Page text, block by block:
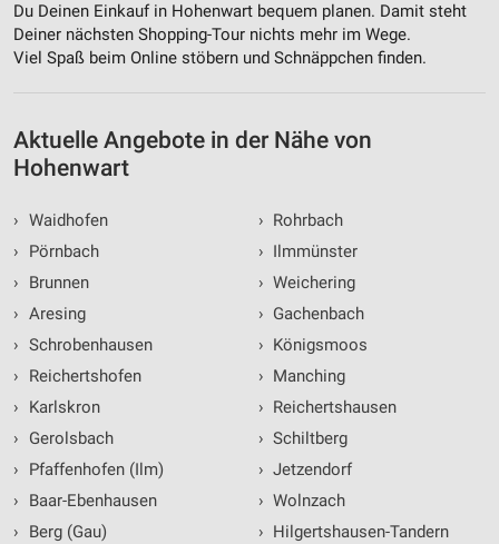
Du Deinen Einkauf in Hohenwart bequem planen. Damit steht
Deiner nächsten Shopping-Tour nichts mehr im Wege.
Viel Spaß beim Online stöbern und Schnäppchen finden.
Aktuelle Angebote in der Nähe von
Hohenwart
› Waidhofen
›
Pörnbach
›
Brunnen
› Aresing
› Schrobenhausen
›
Reichertshofen
›
Karlskron
›
Gerolsbach
›
Pfaffenhofen (Ilm)
›
Baar-Ebenhausen
›
Berg (Gau)
› Rohrbach
› Ilmmünster
› Weichering
› Gachenbach
› Königsmoos
› Manching
› Reichertshausen
› Schiltberg
› Jetzendorf
› Wolnzach
› Hilgertshausen-Tandern